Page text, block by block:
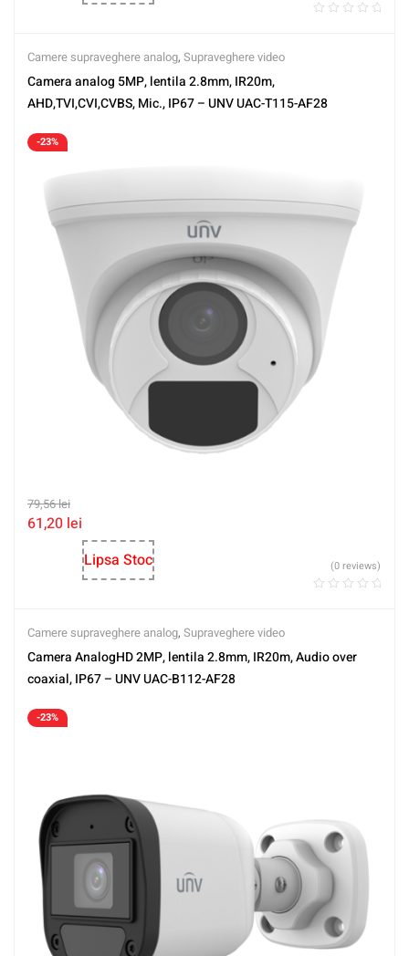
Camere supraveghere analog, Supraveghere video
Camera analog 5MP, lentila 2.8mm, IR20m,
AHD,TVI,CVI,CVBS, Mic., IP67 – UNV UAC-T115-AF28
-23%
79,56lei
61,20 lei
Lipsa Stoc
(0 reviews)
Camere supraveghere analog, Supraveghere video
Camera AnalogHD 2MP, lentila 2.8mm, IR20m, Audio over
coaxial, IP67 – UNV UAC-B112-AF28
-23%